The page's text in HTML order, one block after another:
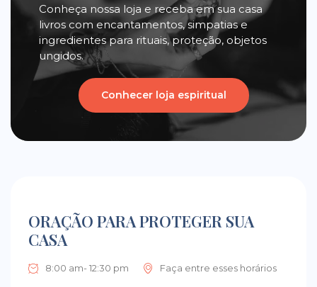
Conheça nossa loja e receba em sua casa
livros com encantamentos, simpatias e
ingredientes para rituais, proteção, objetos
ungidos.
Conhecer loja espiritual
ORAÇÃO PARA PROTEGER SUA
CASA
8:00 am- 12:30 pm Faça entre esses horários